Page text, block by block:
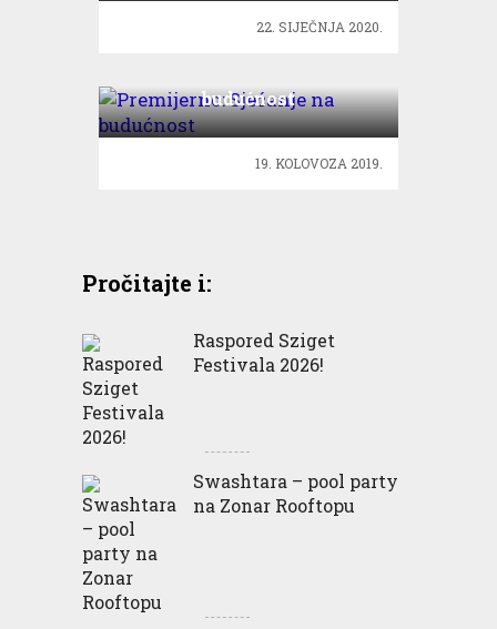
22. SIJEČNJA 2020.
budućnost
19. KOLOVOZA 2019.
Pročitajte i:
Raspored Sziget
Festivala 2026!
Swashtara – pool party
na Zonar Rooftopu